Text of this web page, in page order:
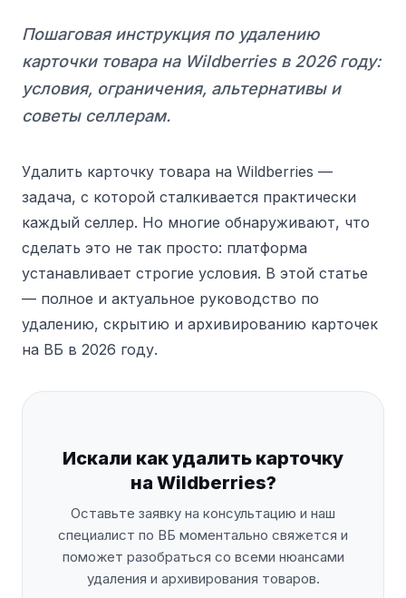
Пошаговая инструкция по удалению
карточки товара на Wildberries в 2026 году:
условия, ограничения, альтернативы и
советы селлерам.
Удалить карточку товара на Wildberries —
задача, с которой сталкивается практически
каждый селлер. Но многие обнаруживают, что
сделать это не так просто: платформа
устанавливает строгие условия. В этой статье
— полное и актуальное руководство по
удалению, скрытию и архивированию карточек
на ВБ в 2026 году.
Искали как удалить карточку
на Wildberries?
Оставьте заявку на консультацию и наш
специалист по ВБ моментально свяжется и
поможет разобраться со всеми нюансами
удаления и архивирования товаров.